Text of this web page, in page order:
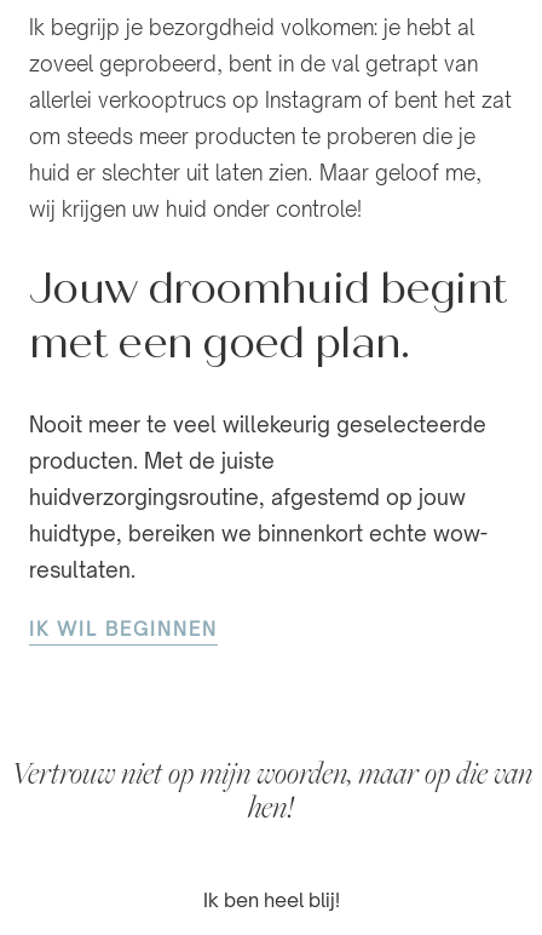
Ik begrijp je bezorgdheid volkomen: je hebt al
zoveel geprobeerd, bent in de val getrapt van
allerlei verkooptrucs op Instagram of bent het zat
om steeds meer producten te proberen die je
huid er slechter uit laten zien. Maar geloof me,
wij krijgen uw huid onder controle!
Jouw droomhuid begint
met een goed plan.
Nooit meer te veel willekeurig geselecteerde
producten. Met de juiste
huidverzorgingsroutine, afgestemd op jouw
huidtype, bereiken we binnenkort echte wow-
resultaten.
IK WIL BEGINNEN
Vertrouw niet op mijn woorden, maar op die van
hen!
Ik ben heel blij!